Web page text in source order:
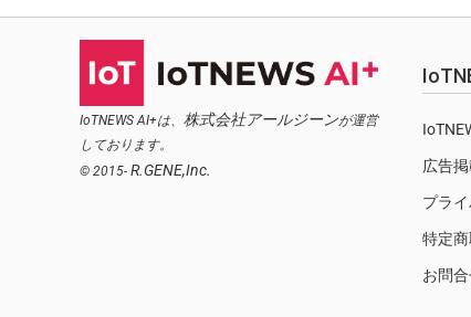
IoTNEWS AI+は、 株式会社アールジーンが運営
しております。
© 2015- R.GENE,Inc. 広告
プラ
特定
お問